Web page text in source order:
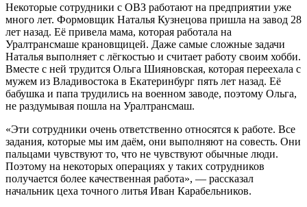
Некоторые сотрудники с ОВЗ работают на предприятии уже
много лет. Формовщик Наталья Кузнецова пришла на завод 28
лет назад. Её привела мама, которая работала на
Уралтрансмаше крановщицей. Даже самые сложные задачи
Наталья выполняет с лёгкостью и считает работу своим хобби.
Вместе с ней трудится Ольга Шияновская, которая переехала с
мужем из Владивостока в Екатеринбург пять лет назад. Её
бабушка и папа трудились на военном заводе, поэтому Ольга,
не раздумывая пошла на Уралтрансмаш.
«Эти сотрудники очень ответственно относятся к работе. Все
задания, которые мы им даём, они выполняют на совесть. Они
пальцами чувствуют то, что не чувствуют обычные люди.
Поэтому на некоторых операциях у таких сотрудников
получается более качественная работа», — рассказал
начальник цеха точного литья Иван Карабельников.